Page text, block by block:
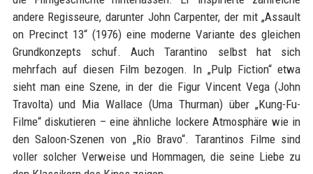
andere Regisseure, darunter John Carpenter, der mit „Assault
on Precinct 13“ (1976) eine moderne Variante des gleichen
Grundkonzepts schuf. Auch Tarantino selbst hat sich
mehrfach auf diesen Film bezogen. In „Pulp Fiction“ etwa
sieht man eine Szene, in der die Figur Vincent Vega (John
Travolta) und Mia Wallace (Uma Thurman) über „Kung-Fu-
Filme“ diskutieren – eine ähnliche lockere Atmosphäre wie in
den Saloon-Szenen von „Rio Bravo“. Tarantinos Filme sind
voller solcher Verweise und Hommagen, die seine Liebe zu